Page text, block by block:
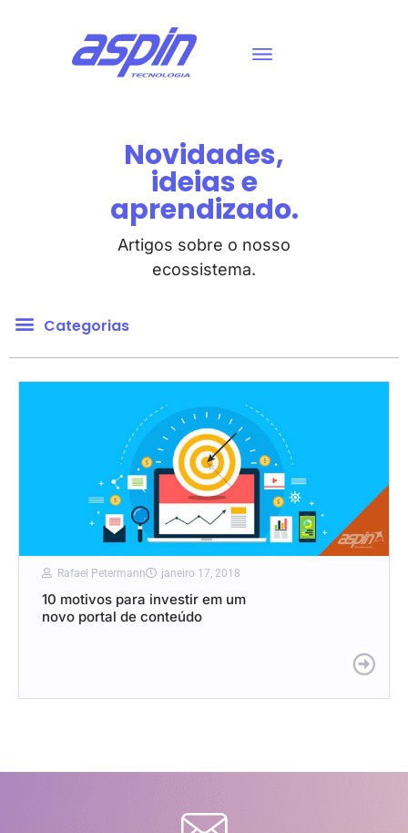
Novidades,
ideias e
aprendizado.
Artigos sobre o nosso
ecossistema.
Categorias
Rafael Petermann janeiro 17, 2018
10 motivos para investir em um
novo portal de conteúdo